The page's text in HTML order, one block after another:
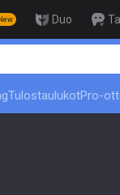
New Duo
TulostaulukotPro-